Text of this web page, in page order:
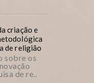
criação e
de religião
sobre os
de re..